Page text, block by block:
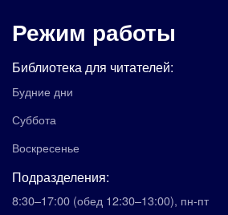
Режим работы
Библиотека для читателей:
Будние дни
Суббота
Воскресенье
Подразделения:
8:30–17:00 (обед 12:30–13:00), пн-пт